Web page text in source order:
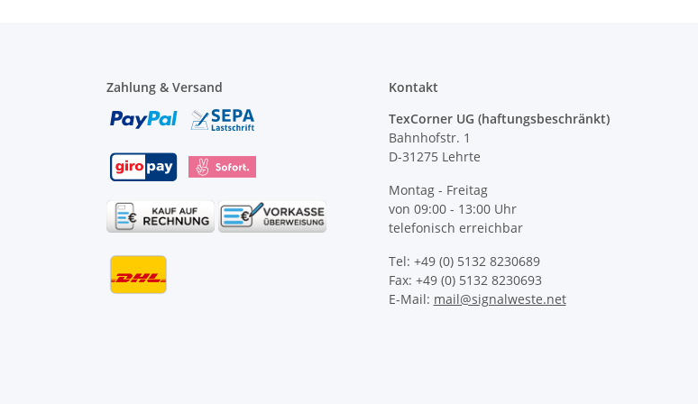
Zahlung & Versand
Kontakt
TexCorner UG (haftungsbeschränkt)
Bahnhofstr. 1
D-31275 Lehrte
Montag - Freitag
von 09:00 - 13:00 Uhr
telefonisch erreichbar
Tel: +49 (0) 5132 8230689
Fax: +49 (0) 5132 8230693
E-Mail:mail@signalweste.net